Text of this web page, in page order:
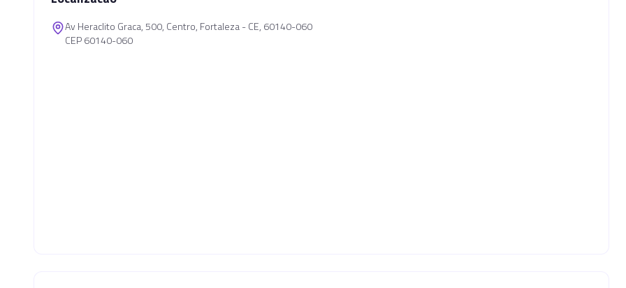
Av Heraclito Graca, 500, Centro, Fortaleza - CE, 60140-060
CEP 60140-060